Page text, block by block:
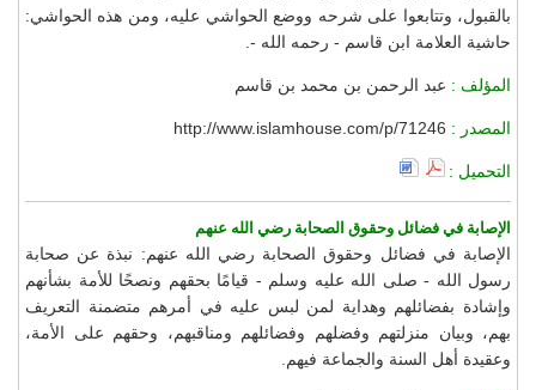
بالقبول، وتتابعوا على شرحه ووضع الحواشي عليه، ومن هذه الحواشي:
حاشية العلامة ابن قاسم - رحمه الله -.
المؤلف : عبد الرحمن بن محمد بن قاسم
المصدر : http://www.islamhouse.com/p/71246
التحميل :
الإصابة في فضائل وحقوق الصحابة رضي الله عنهم
الإصابة في فضائل وحقوق الصحابة رضي الله عنهم: نبذة عن صحابة
رسول الله - صلى الله عليه وسلم - قيامًا بحقهم ونصحًا للأمة بشأنهم
وإشادة بفضائلهم وهداية لمن لبس عليه في أمرهم متضمنة التعريف
بهم، وبيان منزلتهم وفضلهم وفضائلهم ومناقبهم، وحقهم على الأمة،
وعقيدة أهل السنة والجماعة فيهم.